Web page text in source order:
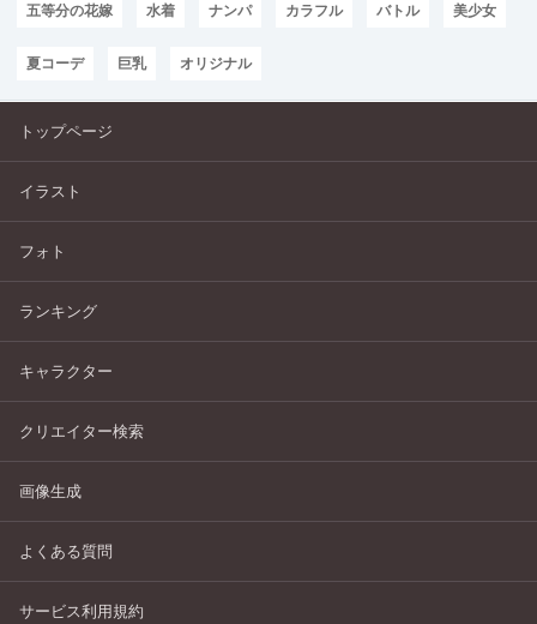
五等分の花嫁 水着 ナンパ カラフル バトル 美少女
夏コーデ 巨乳 オリジナル
トップページ
イラスト
フォト
ランキング
キャラクター
クリエイター検索
画像生成
よくある質問
サービス利用規約